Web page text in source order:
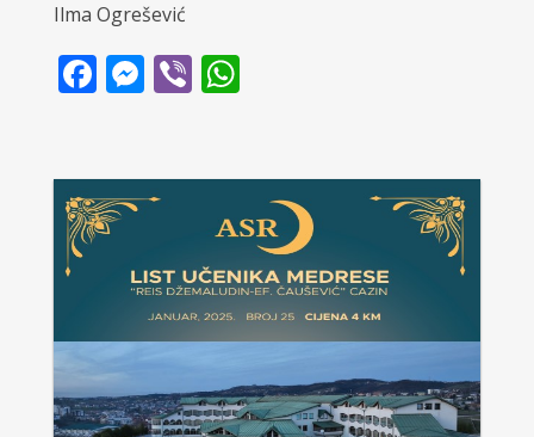
Ilma Ogrešević
Facebook
Messenger
ViberWhatsApp